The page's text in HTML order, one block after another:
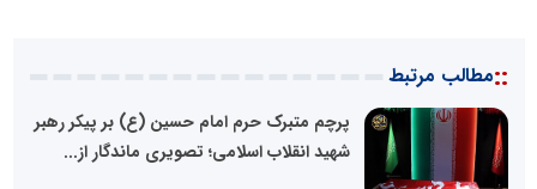
::مطالب مرتبط
پرچم متبرک حرم امام حسین (ع) بر پیکر رهبر
شهید انقلاب اسلامی؛ تصویری ماندگار از...